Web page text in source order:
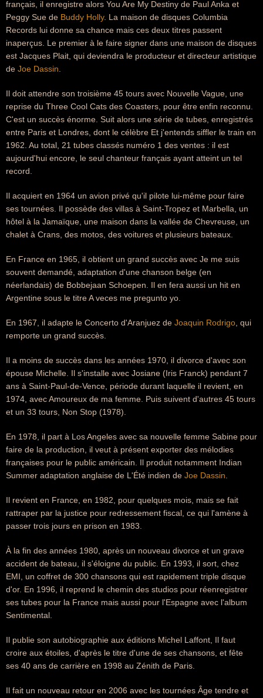
français, il enregistre alors You Are My Destiny de Paul Anka et
Peggy Sue de Buddy Holly. La maison de disques Columbia
Records lui donne sa chance mais ces deux titres passent
inaperçus. Le premier à le faire signer dans une maison de disques
est Jacques Plait, qui deviendra le producteur et directeur artistique
de Joe Dassin
Il doit attendre son troisième 45 tours avec Nouvelle Vague, une
reprise du Three Cool Cats des Coasters, pour être enfin reconnu.
C'est un succès énorme. Suit alors une série de tubes, enregistrés
entre Paris et Londres, dont le célèbre Et j'entends siffler le train en
1962. Au total, 21 tubes classés numéro 1 des ventes : il est
aujourd'hui encore, le seul chanteur français ayant atteint un tel
record.
Il acquiert en 1964 un avion privé qu'il pilote lui-même pour faire
ses tournées. Il possède des villas à Saint-Tropez et Marbella, un
hôtel à la Jamaïque, une maison dans la vallée de Chevreuse, un
chalet à Crans, des motos, des voitures et plusieurs bateaux.
En France en 1965, il obtient un grand succès avec Je me suis
souvent demandé, adaptation d'une chanson belge (en
néerlandais) de Bobbejaan Schoepen. Il en fera aussi un hit en
Argentine sous le titre A veces me pregunto yo.
En 1967, il adapte le Concerto d'Aranjuez de Joaquin Rodrigo , qui
remporte un grand succès.
Il a moins de succès dans les années 1970, il divorce d'avec son
épouse Michelle. Il s'installe avec Josiane (Iris Franck) pendant 7
ans à Saint-Paul-de-Vence, période durant laquelle il revient, en
1974, avec Amoureux de ma femme. Puis suivent d'autres 45 tours
et un 33 tours, Non Stop (1978).
En 1978, il part à Los Angeles avec sa nouvelle femme Sabine pour
faire de la production, il veut à présent exporter des mélodies
françaises pour le public américain. Il produit notamment Indian
Summer adaptation anglaise de L'Été indien de Joe Dassin
Il revient en France, en 1982, pour quelques mois, mais se fait
rattraper par la justice pour redressement fiscal, ce qui l'amène à
passer trois jours en prison en 1983.
À la fin des années 1980, après un nouveau divorce et un grave
accident de bateau, il s'éloigne du public. En 1993, il sort, chez
EMI, un coffret de 300 chansons qui est rapidement triple disque
d'or. En 1996, il reprend le chemin des studios pour réenregistrer
ses tubes pour la France mais aussi pour l'Espagne avec l'album
Sentimental.
Il publie son autobiographie aux éditions Michel Laffont, Il faut
croire aux étoiles, d'après le titre d'une de ses chansons, et fête
ses 40 ans de carrière en 1998 au Zénith de Paris.
Il fait un nouveau retour en 2006 avec les tournées Âge tendre et